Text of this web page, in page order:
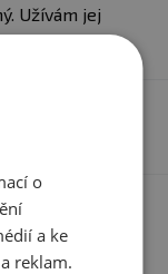
denně
Magnesium
Užívám jej
o
a ke
reklam.